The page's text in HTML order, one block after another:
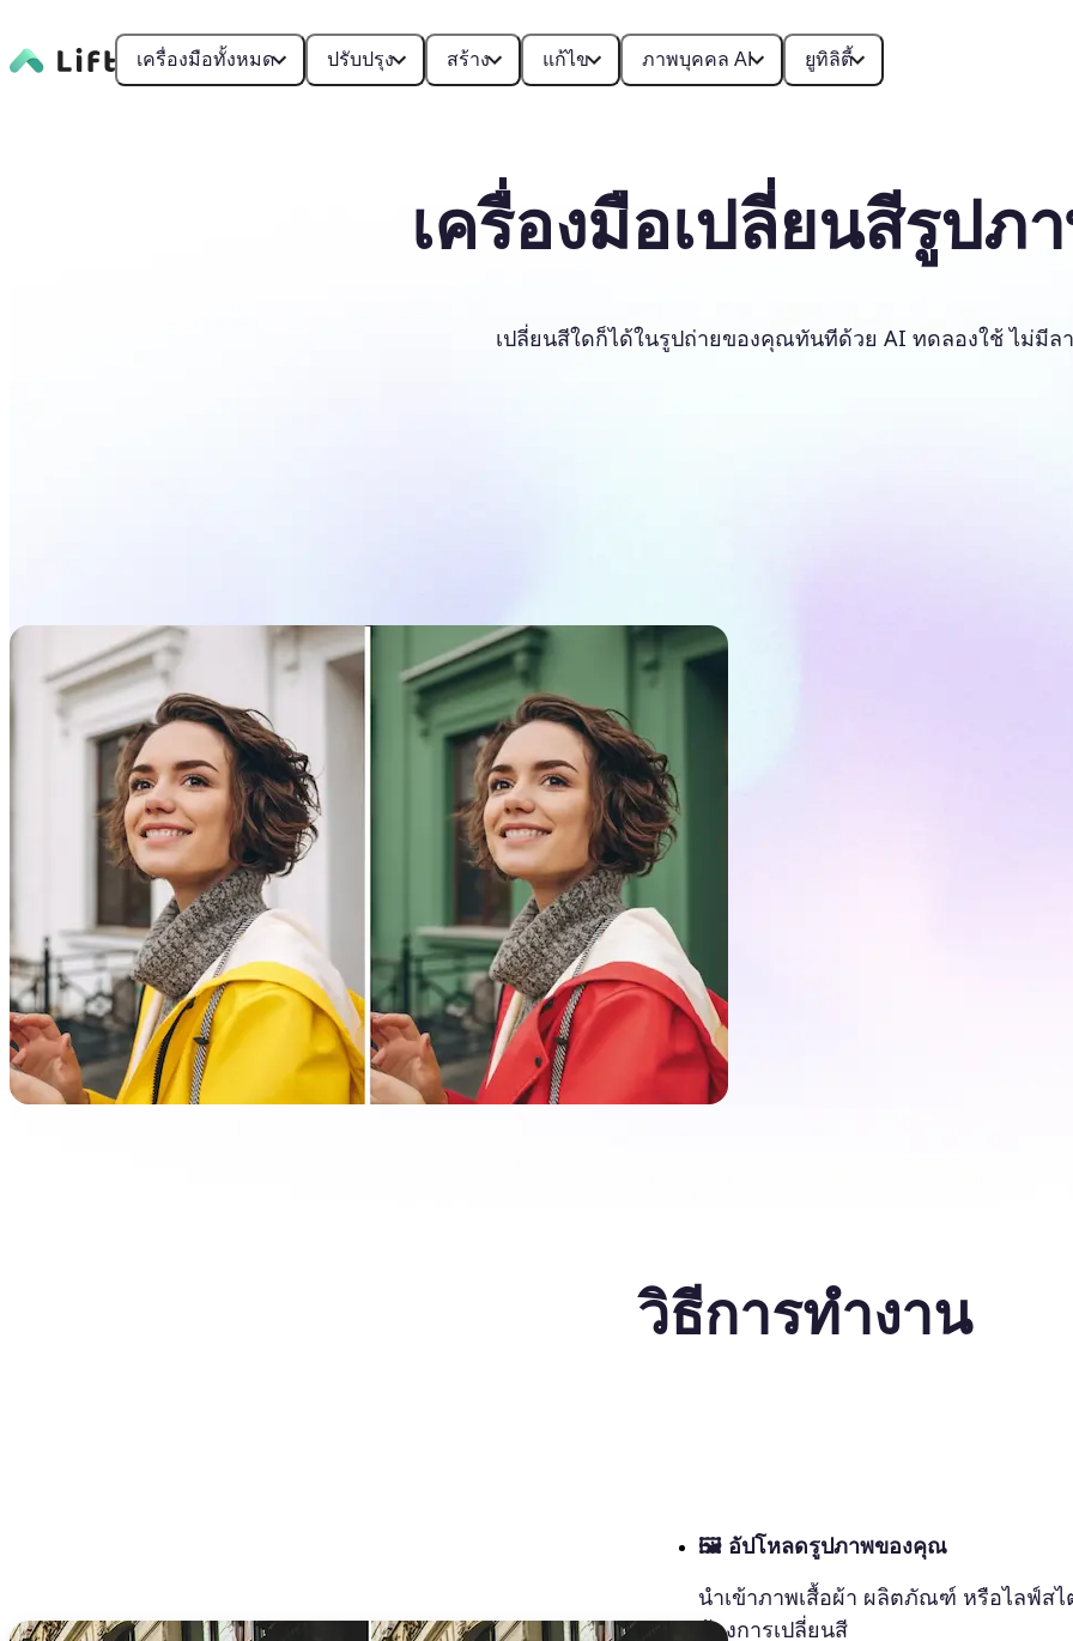
เครื่องมือทั้งหมด ปรับปรุง สร้าง แก้ไข ภาพบุคคล AI ยูทิลิตี้
เครื่องมือเปลี่ยนสีรูปภ
เปลี่ยนสีใดก็ได้ในรูปถ่ายของคุณทันทีด้วย AI ทดลองใช้ ไม่มีล
วิธีการทำงาน
🖼 อัปโหลดรูปภาพของคุณ
นำเข้าภาพเสื้อผ้า ผลิตภัณฑ์ หรือไลฟ์ส
ต้องการเปลี่ยนสี